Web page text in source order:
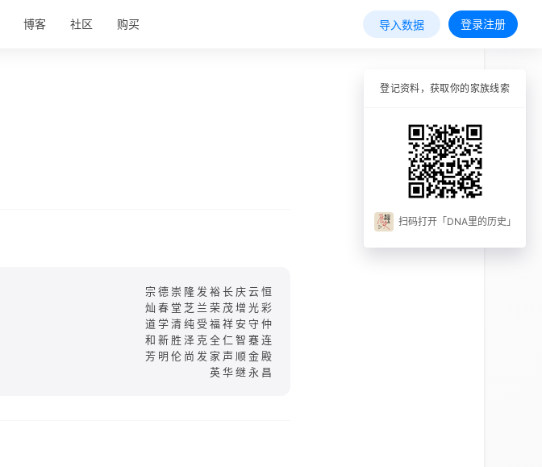
博客 社区 购买 导入数据 登录注册
宗德崇隆发裕长庆云恒
灿春堂芝兰荣茂增光彩
道学清纯受福祥安守仲
和新胜泽克全仁智蹇连
芳明伦尚发家声顺金殿
英华继永昌
登记资料，获取你的家族线索
扫码打开「DNA里的历史」